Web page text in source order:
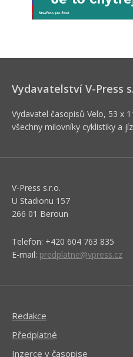
Vydavatelství V-Press
Vydavatel časopisů Velo, 53 x
všechny milovníky cyklistiky a
V-Press s.r.o.
U Stadionu 157
266 01 Beroun
Telefon: +420 604 763 835
E-mail: predplatne@vpress.cz
Redakce
Předplatné
Inzerce v časopise